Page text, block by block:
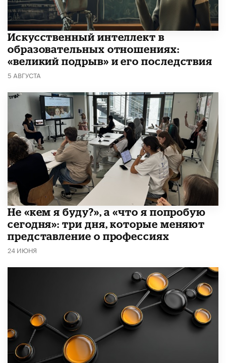
​Искусственный интеллект в
образовательных отношениях:
«великий подрыв» и его последствия
5 АВГУСТА
Не «кем я буду?», а «что я попробую
сегодня»: три дня, которые меняют
представление о профессиях
24 ИЮНЯ